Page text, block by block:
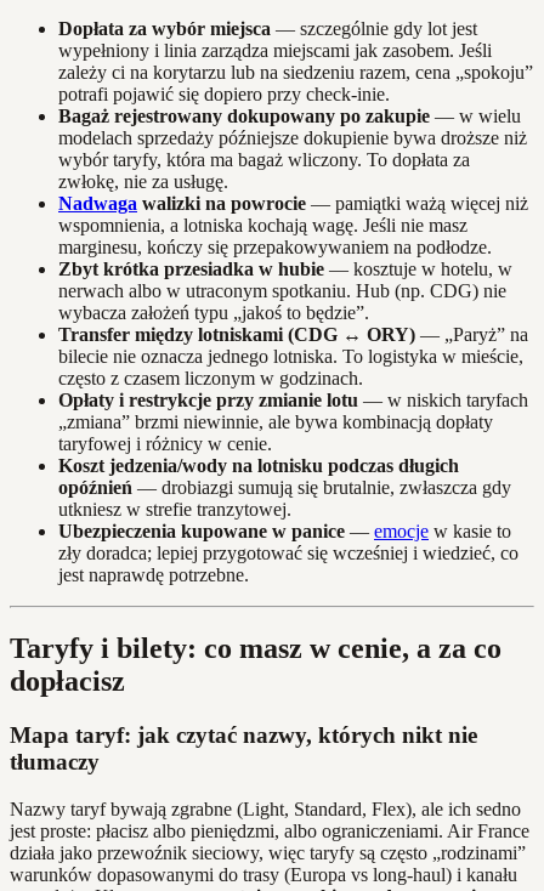
Dopłata za wybór miejsca — szczególnie gdy lot jest
wypełniony i linia zarządza miejscami jak zasobem. Jeśli
zależy ci na korytarzu lub na siedzeniu razem, cena „spokoju”
potrafi pojawić się dopiero przy check‑inie.
Bagaż rejestrowany dokupowany po zakupie — w wielu
modelach sprzedaży późniejsze dokupienie bywa droższe niż
wybór taryfy, która ma bagaż wliczony. To dopłata za
zwłokę, nie za usługę.
Nadwaga walizki na powrocie — pamiątki ważą więcej niż
wspomnienia, a lotniska kochają wagę. Jeśli nie masz
marginesu, kończy się przepakowywaniem na podłodze.
Zbyt krótka przesiadka w hubie — kosztuje w hotelu, w
nerwach albo w utraconym spotkaniu. Hub (np. CDG) nie
wybacza założeń typu „jakoś to będzie”.
Transfer między lotniskami (CDG ↔ ORY) — „Paryż” na
bilecie nie oznacza jednego lotniska. To logistyka w mieście,
często z czasem liczonym w godzinach.
Opłaty i restrykcje przy zmianie lotu — w niskich taryfach
„zmiana” brzmi niewinnie, ale bywa kombinacją dopłaty
taryfowej i różnicy w cenie.
Koszt jedzenia/wody na lotnisku podczas długich
opóźnień — drobiazgi sumują się brutalnie, zwłaszcza gdy
utkniesz w strefie tranzytowej.
Ubezpieczenia kupowane w panice — emocje w kasie to
zły doradca; lepiej przygotować się wcześniej i wiedzieć, co
jest naprawdę potrzebne.
Taryfy i bilety: co masz w cenie, a za co
dopłacisz
Mapa taryf: jak czytać nazwy, których nikt nie
tłumaczy
Nazwy taryf bywają zgrabne (Light, Standard, Flex), ale ich sedno
jest proste: płacisz albo pieniędzmi, albo ograniczeniami. Air France
działa jako przewoźnik sieciowy, więc taryfy są często „rodzinami”
warunków dopasowanymi do trasy (Europa vs long‑haul) i kanału